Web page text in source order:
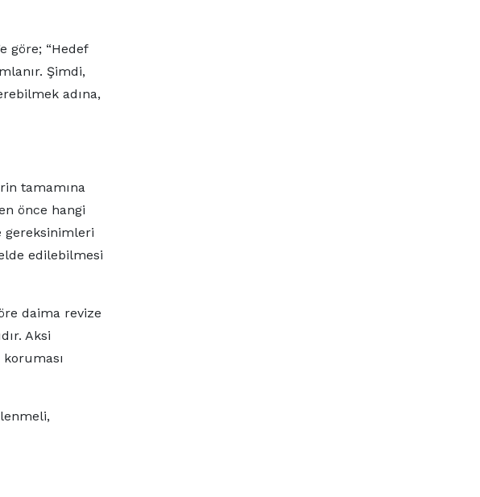
göre; “Hedef
Şimdi,
adına,
tamamına
önce hangi
gereksinimleri
edilebilmesi
daima revize
Aksi